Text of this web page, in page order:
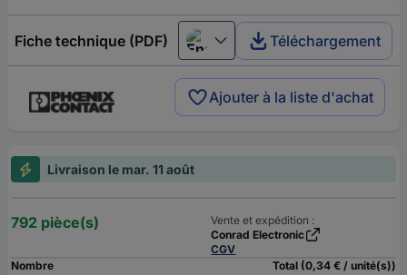
Fiche technique (PDF) English Téléchargement
Ajouter à la liste d'achat
Livraison le mar. 11 août
792 pièce(s)
Vente et expédition :
Conrad Electronic
CGV
Nombre
Total (0,34 € / unité(s))